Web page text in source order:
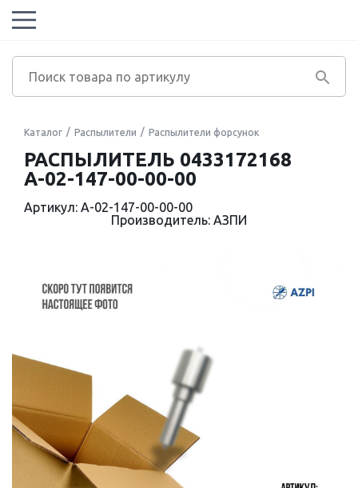
Каталог Распылители Распылители форсунок
РАСПЫЛИТЕЛЬ 0433172168
А-02-147-00-00-00
Артикул: А-02-147-00-00-00
Производитель: АЗПИ